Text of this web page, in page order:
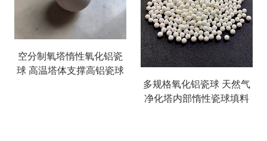
空分制氧塔惰性氧化铝瓷
球 高温塔体支撑高铝瓷球
多规格氧化铝瓷球 天然气
净化塔内部惰性瓷球填料